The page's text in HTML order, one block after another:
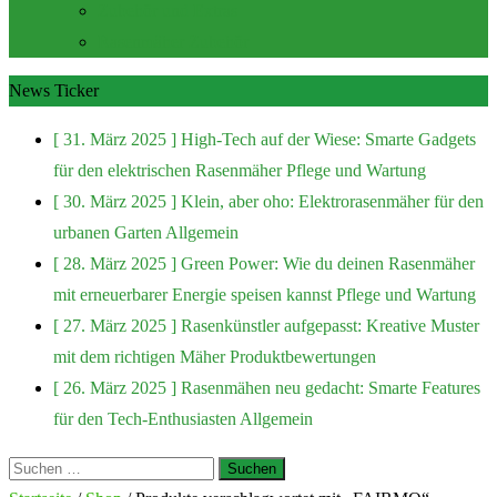
News Ticker
[ 31. März 2025 ] High-Tech auf der Wiese: Smarte Gadgets
für den elektrischen RasenmäherPflege und Wartung
[ 30. März 2025 ] Klein, aber oho: Elektrorasenmäher für den
urbanen Garten Allgemein
[ 28. März 2025 ] Green Power: Wie du deinen Rasenmäher
mit erneuerbarer Energie speisen kannst Pflege und Wartung
[ 27. März 2025 ] Rasenkünstler aufgepasst: Kreative Muster
mit dem richtigen MäherProduktbewertungen
[ 26. März 2025 ] Rasenmähen neu gedacht: Smarte Features
für den Tech-Enthusiasten Allgemein
Suchen